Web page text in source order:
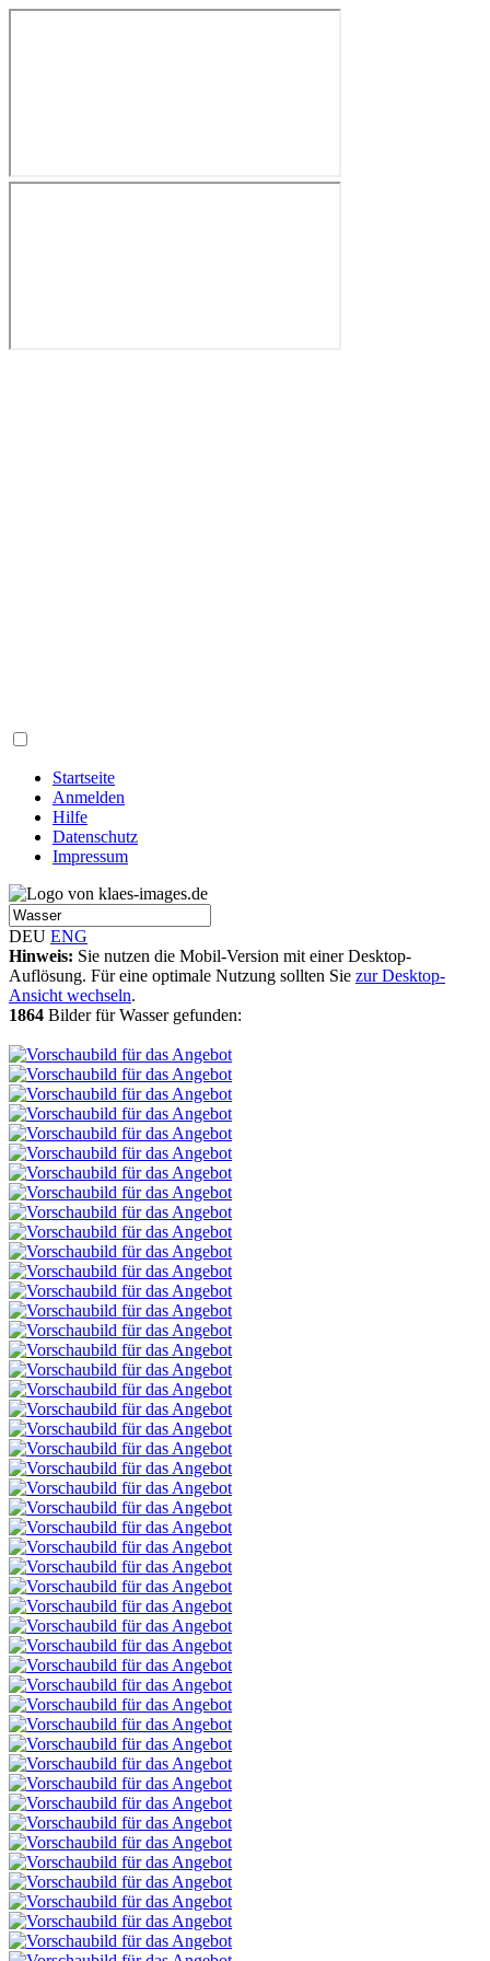
Startseite
Anmelden
Hilfe
Datenschutz
Impressum
DEU ENG
Hinweis: Sie nutzen die Mobil-Version mit einer Desktop-
Auflösung. Für eine optimale Nutzung sollten Sie zur Desktop-
Ansicht wechseln.
1864 Bilder für Wasser gefunden: